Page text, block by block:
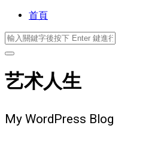
首頁
艺术人生
My WordPress Blog